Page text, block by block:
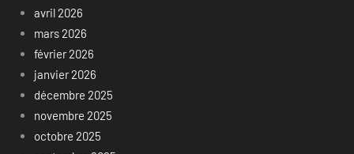
avril 2026
mars 2026
février 2026
janvier 2026
décembre 2025
novembre 2025
octobre 2025